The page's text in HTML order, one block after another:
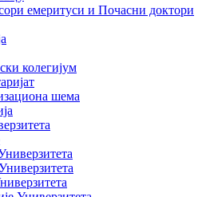
емеритуси и Почасни доктори
колегијум
шема